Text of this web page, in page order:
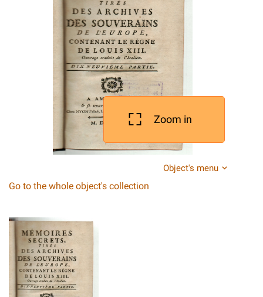
Zoom in
Object's menu
Go to the whole object's collection